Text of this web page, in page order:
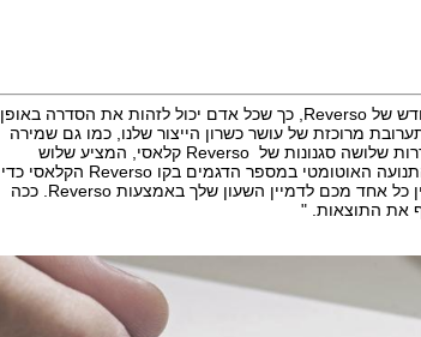
"כדי לציין את יום הולדתו ה -85, רצינו להציע חזון חדש של Reverso, כך שכל אדם יכול לזהות את הסדרה באופן
מרוכזת של עושר כשרון הייצור שלנו, כמו גם שמירה
על האלגנטיות שלה והרוח העכשווית שלה; שלוש סדרות שלושה סגנונות של Reverso קלאסי, המציע שלוש
אפשרויות קטנות, בינוניות וגדולות; החדרת מנגנון התנועה האוטומטי במספר הדגמים בקו Reverso הקלאסי כדי
להבטיח תפעול ידידותי למשתמש ולבסוף אני מזמין כל אחד מכם לדמיין השעון שלך באמצעות Reverso. ככה
את התוצאות. "